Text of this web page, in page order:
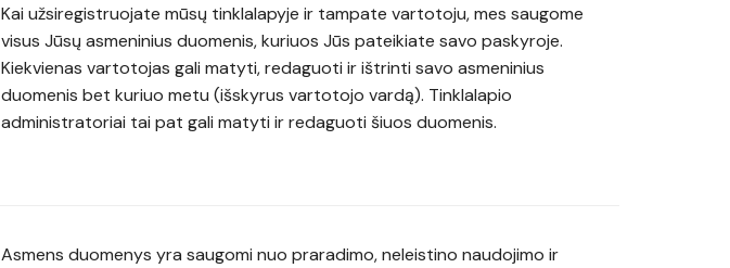
Kai užsiregistruojate mūsų tinklalapyje ir tampate vartotoju, mes saugome
visus Jūsų asmeninius duomenis, kuriuos Jūs pateikiate savo paskyroje.
Kiekvienas vartotojas gali matyti, redaguoti ir ištrinti savo asmeninius
duomenis bet kuriuo metu (išskyrus vartotojo vardą). Tinklalapio
administratoriai tai pat gali matyti ir redaguoti šiuos duomenis.
Asmens duomenys yra saugomi nuo praradimo, neleistino naudojimo ir